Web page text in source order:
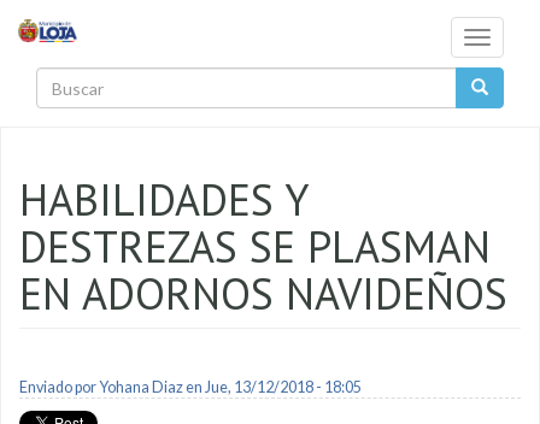
Toggle
HABILIDADES Y
DESTREZAS SE PLASMAN
EN ADORNOS NAVIDEÑOS
Enviado porYohana Diazen Jue, 13/12/2018 - 18:05